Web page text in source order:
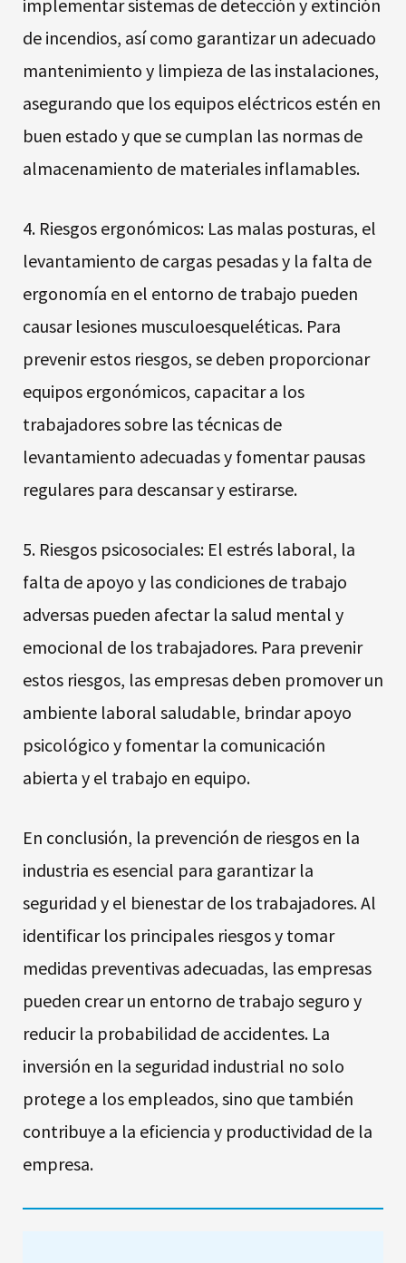
implementar sistemas de detección y extinción
de incendios, así como garantizar un adecuado
mantenimiento y limpieza de las instalaciones,
asegurando que los equipos eléctricos estén en
buen estado y que se cumplan las normas de
almacenamiento de materiales inflamables.
4. Riesgos ergonómicos: Las malas posturas, el
levantamiento de cargas pesadas y la falta de
ergonomía en el entorno de trabajo pueden
causar lesiones musculoesqueléticas. Para
prevenir estos riesgos, se deben proporcionar
equipos ergonómicos, capacitar a los
trabajadores sobre las técnicas de
levantamiento adecuadas y fomentar pausas
regulares para descansar y estirarse.
5. Riesgos psicosociales: El estrés laboral, la
falta de apoyo y las condiciones de trabajo
adversas pueden afectar la salud mental y
emocional de los trabajadores. Para prevenir
estos riesgos, las empresas deben promover un
ambiente laboral saludable, brindar apoyo
psicológico y fomentar la comunicación
abierta y el trabajo en equipo.
En conclusión, la prevención de riesgos en la
industria es esencial para garantizar la
seguridad y el bienestar de los trabajadores. Al
identificar los principales riesgos y tomar
medidas preventivas adecuadas, las empresas
pueden crear un entorno de trabajo seguro y
reducir la probabilidad de accidentes. La
inversión en la seguridad industrial no solo
protege a los empleados, sino que también
contribuye a la eficiencia y productividad de la
empresa.